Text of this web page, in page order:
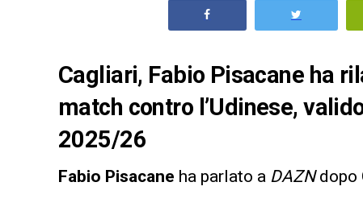
Cagliari, Fabio Pisacane ha
match contro l’Udinese,
2025/26
Fabio Pisacane ha parlato a DAZNdopo